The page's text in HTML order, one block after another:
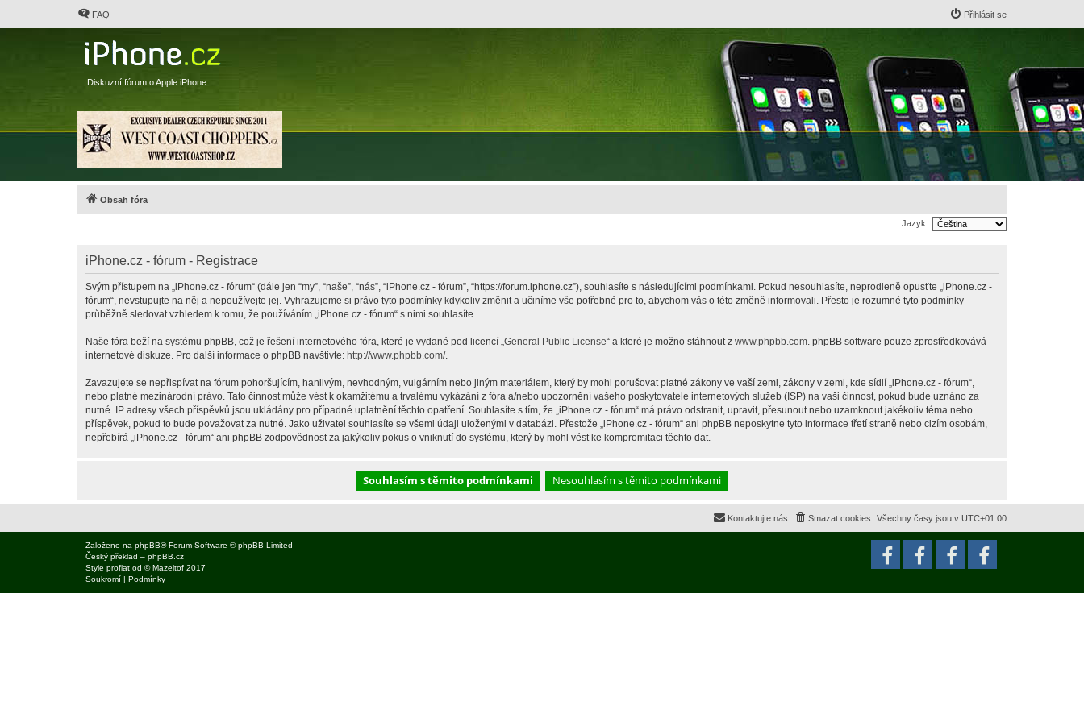
FAQ Přihlásit se
Diskuzní fórum o Apple iPhone
Obsah fóra
Jazyk:
iPhone.cz - fórum - Registrace
Svým přístupem na „iPhone.cz - fórum“ (dále jen “my”, “naše”, “nás”, “iPhone.cz - fórum”, “https://forum.iphone.cz”), souhlasíte s následujícími podmínkami. Pokud nesouhlasíte, neprodleně opusťte „iPhone.cz -
fórum“, nevstupujte na něj a nepoužívejte jej. Vyhrazujeme si právo tyto podmínky kdykoliv změnit a učiníme vše potřebné pro to, abychom vás o této změně informovali. Přesto je rozumné tyto podmínky
průběžně sledovat vzhledem k tomu, že používáním „iPhone.cz - fórum“ s nimi souhlasíte.
Naše fóra beží na systému phpBB, což je řešení internetového fóra, které je vydané pod licencí „ General Public License“ a které je možno stáhnout z www.phpbb.com . phpBB software pouze zprostředkovává
internetové diskuze. Pro další informace o phpBB navštivte: http://www.phpbb.com/.
Zavazujete se nepřispívat na fórum pohoršujícím, hanlivým, nevhodným, vulgárním nebo jiným materiálem, který by mohl porušovat platné zákony ve vaší zemi, zákony v zemi, kde sídlí „iPhone.cz - fórum“,
nebo platné mezinárodní právo. Tato činnost může vést k okamžitému a trvalému vykázání z fóra a/nebo upozornění vašeho poskytovatele internetových služeb (ISP) na vaši činnost, pokud bude uznáno za
nutné. IP adresy všech příspěvků jsou ukládány pro případné uplatnění těchto opatření. Souhlasíte s tím, že „iPhone.cz - fórum“ má právo odstranit, upravit, přesunout nebo uzamknout jakékoliv téma nebo
příspěvek, pokud to bude považovat za nutné. Jako uživatel souhlasíte se všemi údaji uloženými v databázi. Přestože „iPhone.cz - fórum“ ani phpBB neposkytne tyto informace třetí straně nebo cizím osobám,
nepřebírá „iPhone.cz - fórum“ ani phpBB zodpovědnost za jakýkoliv pokus o vniknutí do systému, který by mohl vést ke kompromitaci těchto dat.
Všechny časy jsou v UTC+01:00
Smazat cookies
Kontaktujte nás
Založeno na phpBB® Forum Software © phpBB Limited
Český překlad – phpBB.cz
Style proflat od ©Mazeltof 2017
Soukromí | Podmínky